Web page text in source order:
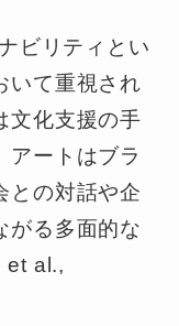
ビリティとい
いて重視され
文化支援の手
アートはブラ
との対話や企
がる多面的な
et al.,